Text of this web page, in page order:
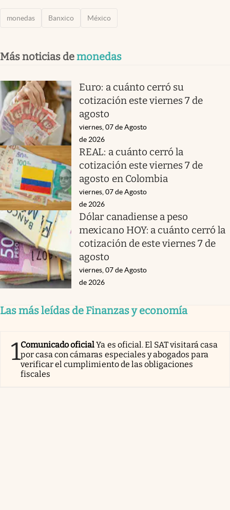
monedas Banxico México
Más noticias demonedas
Euro: a cuánto cerró su
cotización este viernes 7 de
agosto
viernes, 07 de Agosto
de 2026
REAL: a cuánto cerró la
cotización este viernes 7 de
agosto en Colombia
viernes, 07 de Agosto
de 2026
Dólar canadiense a peso
mexicano HOY: a cuánto cerró la
cotización de este viernes 7 de
agosto
viernes, 07 de Agosto
de 2026
Las más leídas de Finanzas y economía
1Comunicado oficialYa es oficial. El SAT visitará casa
por casa con cámaras especiales y abogados para
verificar el cumplimiento de las obligaciones
fiscales